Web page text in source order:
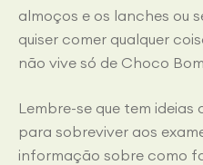
almoços e os lanches ou
quiser comer qualquer
não vive só de Choco
Lembre-se que tem ideias
para sobreviver aos
informação sobre como